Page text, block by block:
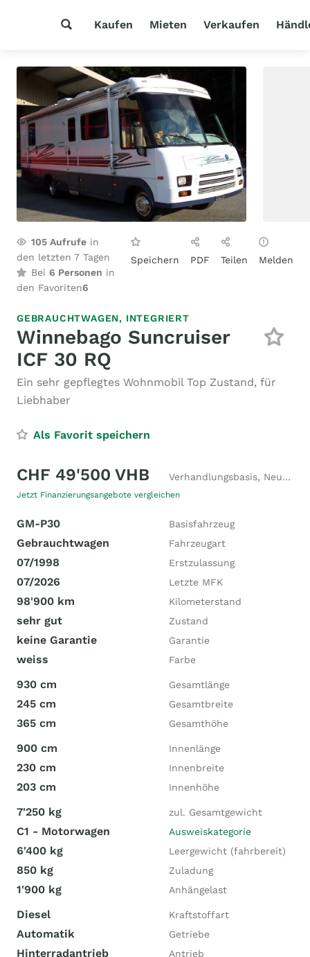
Kaufen Mieten Verkaufen
105 Aufrufe in
den letzten 7 Tagen
Bei 6 Personen in
den Favoriten6
Speichern PDF Teilen Melden
GEBRAUCHTWAGEN, INTEGRIERT
Winnebago Suncruiser
ICF 30 RQ
Ein sehr gepflegtes Wohnmobil Top Zustand, für
Liebhaber
Als Favorit speichern
CHF 49'500 VHB Verhandlungsbasis, Neupreis CHF 210'000
Jetzt Finanzierungsangebote vergleichen
GM-P30 Basisfahrzeug
Gebrauchtwagen Fahrzeugart
07/1998 Erstzulassung
07/2026 Letzte MFK
98'900 km Kilometerstand
sehr gut Zustand
keine Garantie Garantie
weiss Farbe
930 cm Gesamtlänge
245 cm Gesamtbreite
365 cm Gesamthöhe
900 cm Innenlänge
230 cm Innenbreite
203 cm Innenhöhe
7'250 kg zul. Gesamtgewicht
C1 - Motorwagen Ausweiskategorie
6'400 kg Leergewicht (fahrbereit)
850 kg Zuladung
1'900 kg Anhängelast
Diesel Kraftstoffart
Automatik Getriebe
Hinterradantrieb Antrieb